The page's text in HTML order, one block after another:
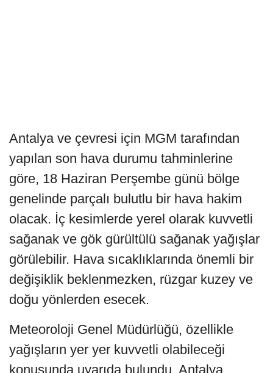
Antalya ve çevresi için MGM tarafından
yapılan son hava durumu tahminlerine
göre, 18 Haziran Perşembe günü bölge
genelinde parçalı bulutlu bir hava hakim
olacak. İç kesimlerde yerel olarak kuvvetli
sağanak ve gök gürültülü sağanak yağışlar
görülebilir. Hava sıcaklıklarında önemli bir
değişiklik beklenmezken, rüzgar kuzey ve
doğu yönlerden esecek.
Meteoroloji Genel Müdürlüğü, özellikle
yağışların yer yer kuvvetli olabileceği
konusunda uyarıda bulundu. Antalya